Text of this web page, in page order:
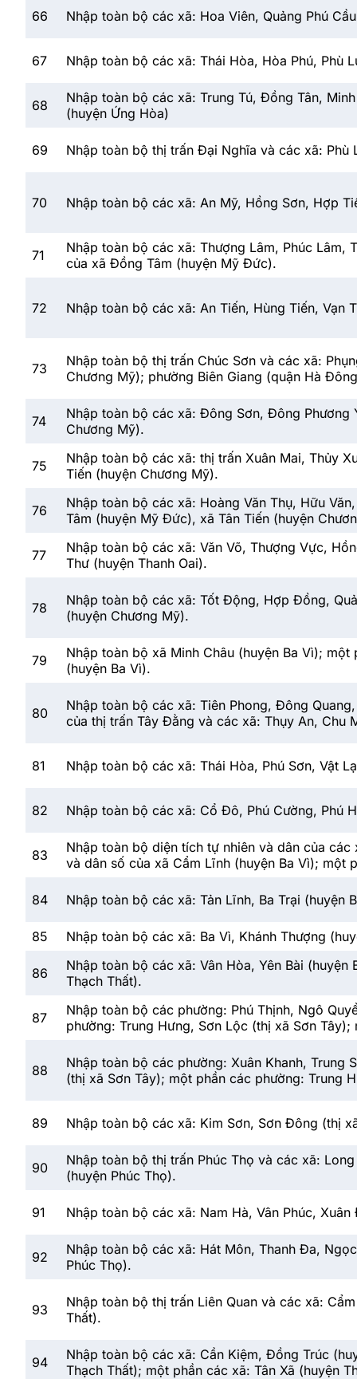
66 Nhập toàn bộ các xã: Hoa Viên, Quảng Phú
67 Nhập toàn bộ các xã: Thái Hòa, Hòa Phú, Phù
68
Nhập toàn bộ các xã: Trung Tú, Đồng Tân,
(huyện Ứng Hòa)
69 Nhập toàn bộ thị trấn Đại Nghĩa và các xã:
70 Nhập toàn bộ các xã: An Mỹ, Hồng Sơn, Hợp
71
Nhập toàn bộ các xã: Thượng Lâm, Phúc
của xã Đồng Tâm (huyện Mỹ Đức).
72 Nhập toàn bộ các xã: An Tiến, Hùng Tiến, Vạn
73
Nhập toàn bộ thị trấn Chúc Sơn và các xã:
Chương Mỹ); phường Biên Giang (quận Hà
74
Nhập toàn bộ các xã: Đông Sơn, Đông Phương
Chương Mỹ).
75
Nhập toàn bộ các xã: thị trấn Xuân Mai, Thủy
Tiến (huyện Chương Mỹ).
76
Nhập toàn bộ các xã: Hoàng Văn Thụ, Hữu
Tâm (huyện Mỹ Đức), xã Tân Tiến (huyện
77
Nhập toàn bộ các xã: Văn Võ, Thượng Vực,
Thư (huyện Thanh Oai).
78
Nhập toàn bộ các xã: Tốt Động, Hợp Đồng,
(huyện Chương Mỹ).
79
Nhập toàn bộ xã Minh Châu (huyện Ba Vì);
(huyện Ba Vì).
80
Nhập toàn bộ các xã: Tiên Phong, Đông
của thị trấn Tây Đằng và các xã: Thụy An, Chu
81 Nhập toàn bộ các xã: Thái Hòa, Phú Sơn, Vật
82 Nhập toàn bộ các xã: Cổ Đô, Phú Cường, Phú
83
Nhập toàn bộ diện tích tự nhiên và dân của
và dân số của xã Cẩm Lĩnh (huyện Ba Vì); một
84 Nhập toàn bộ các xã: Tản Lĩnh, Ba Trại (huyện
85 Nhập toàn bộ các xã: Ba Vì, Khánh Thượng
86
Nhập toàn bộ các xã: Vân Hòa, Yên Bài
Thạch Thất).
87
Nhập toàn bộ các phường: Phú Thịnh, Ngô
phường: Trung Hưng, Sơn Lộc (thị xã Sơn
88
Nhập toàn bộ các phường: Xuân Khanh, Trung
(thị xã Sơn Tây); một phần các phường: Trung
89 Nhập toàn bộ các xã: Kim Sơn, Sơn Đông (thị
90
Nhập toàn bộ thị trấn Phúc Thọ và các xã:
(huyện Phúc Thọ).
91 Nhập toàn bộ các xã: Nam Hà, Vân Phúc,
92
Nhập toàn bộ các xã: Hát Môn, Thanh Đa,
Phúc Thọ).
93
Nhập toàn bộ thị trấn Liên Quan và các xã:
Thất).
94
Nhập toàn bộ các xã: Cần Kiệm, Đồng Trúc
Thạch Thất); một phần các xã: Tân Xã (huyện